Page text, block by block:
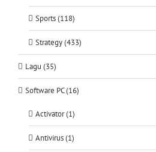
Sports (118)
Strategy (433)
Lagu (35)
Software PC (16)
Activator (1)
Antivirus (1)